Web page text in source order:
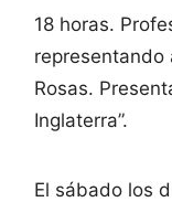
18 horas.
representando
Rosas.
Inglaterra”.
El sábado los